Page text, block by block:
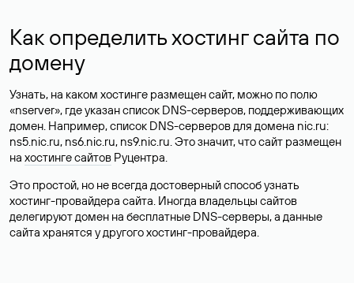
Как определить хостинг сайта по
домену
Узнать, на каком хостинге размещен сайт, можно по полю
«nserver», где указан список DNS-серверов, поддерживающих
домен. Например, список DNS-серверов для домена nic.ru:
ns5.nic.ru, ns6.nic.ru, ns9.nic.ru. Это значит, что сайт размещен
на хостинге сайтов Руцентра.
Это простой, но не всегда достоверный способ узнать
хостинг-провайдера сайта. Иногда владельцы сайтов
делегируют домен на бесплатные DNS-серверы, а данные
сайта хранятся у другого хостинг-провайдера.